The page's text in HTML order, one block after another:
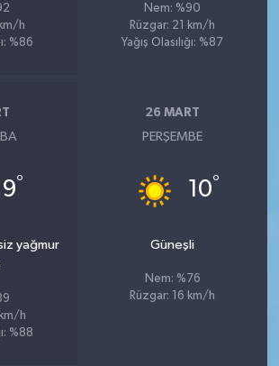
h
%86
Nem: %90
Rüzgar: 21 km/h
Yağış Olasılığı: %87
9°
yağmur
h
%88
26 MART
PERŞEMBE
10°
Güneşli
Nem: %76
Rüzgar: 16 km/h